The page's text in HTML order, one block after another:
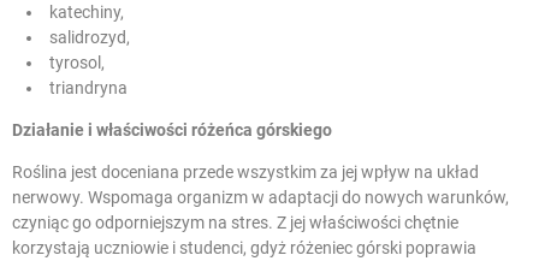
katechiny,
salidrozyd,
tyrosol,
triandryna
Działanie i właściwości różeńca górskiego
Roślina jest doceniana przede wszystkim za jej wpływ na układ
nerwowy. Wspomaga organizm w adaptacji do nowych warunków,
czyniąc go odporniejszym na stres. Z jej właściwości chętnie
korzystają uczniowie i studenci, gdyż różeniec górski poprawia